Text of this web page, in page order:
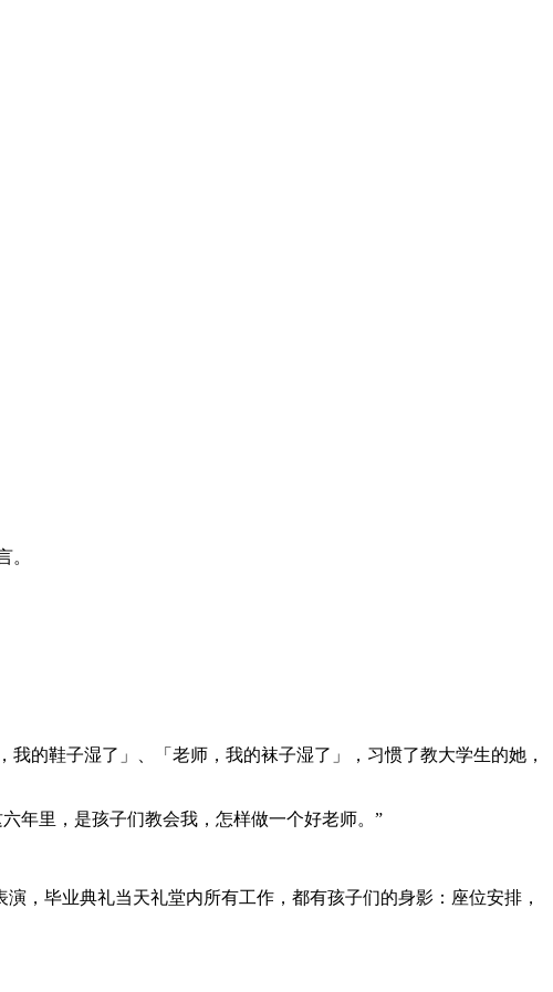
。
的鞋子湿了」、「老师，我的袜子湿了」，习惯了教大学生的她，
年里，是孩子们教会我，怎样做一个好老师。”
，毕业典礼当天礼堂内所有工作，都有孩子们的身影：座位安排，